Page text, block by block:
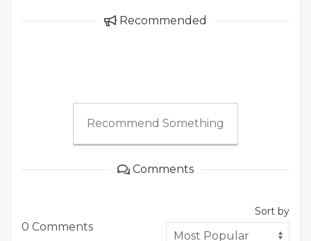
Recommended
Recommend Something
Comments
0 Comments
Sort by